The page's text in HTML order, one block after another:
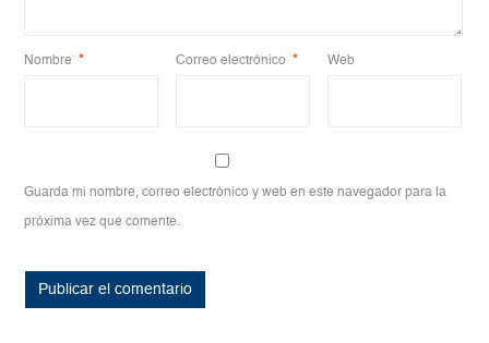
Nombre * Correo electrónico * Web
Guarda mi nombre, correo electrónico y web en este navegador para la
próxima vez que comente.